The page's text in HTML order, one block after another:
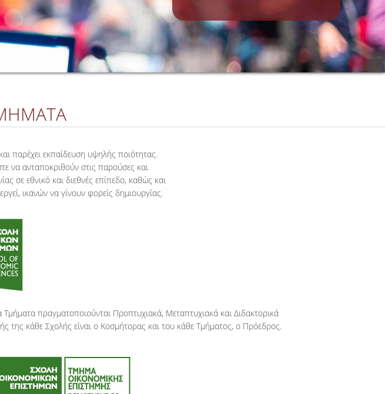
παρέχει εκπαίδευση υψηλής ποιότητας.
να ανταποκριθούν στις παρούσες και
σε εθνικό και διεθνές επίπεδο, καθώς και
ικανών να γίνουν φορείς δημιουργίας.
πραγματοποιούνται Προπτυχιακά, Μεταπτυχιακά και Διδακτορικά
της κάθε Σχολής είναι ο Κοσμήτορας και του κάθε Τμήματος, ο Πρόεδρος.